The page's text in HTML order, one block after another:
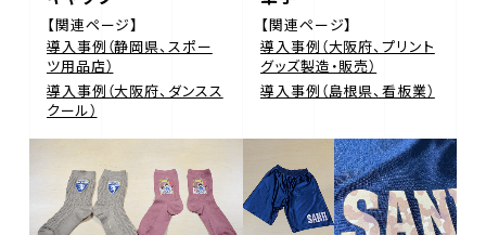
【関連ページ】
導入事例（静岡県、スポー
ツ用品店）
導入事例（大阪府、ダンスス
クール）
【関連ページ】
導入事例（大阪府、プリント
グッズ製造・販売）
導入事例（島根県、看板業）